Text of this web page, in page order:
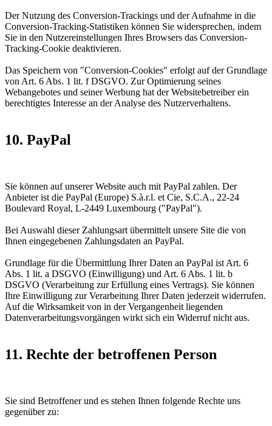
Der Nutzung des Conversion-Trackings und der Aufnahme in die
Conversion-Tracking-Statistiken können Sie widersprechen, indem
Sie in den Nutzereinstellungen Ihres Browsers das Conversion-
Tracking-Cookie deaktivieren.
Das Speichern von "Conversion-Cookies" erfolgt auf der Grundlage
von Art. 6 Abs. 1 lit. f DSGVO. Zur Optimierung seines
Webangebotes und seiner Werbung hat der Websitebetreiber ein
berechtigtes Interesse an der Analyse des Nutzerverhaltens.
10. PayPal
Sie können auf unserer Website auch mit PayPal zahlen. Der
Anbieter ist die PayPal (Europe) S.à.r.l. et Cie, S.C.A., 22-24
Boulevard Royal, L-2449 Luxembourg ("PayPal").
Bei Auswahl dieser Zahlungsart übermittelt unsere Site die von
Ihnen eingegebenen Zahlungsdaten an PayPal.
Grundlage für die Übermittlung Ihrer Daten an PayPal ist Art. 6
Abs. 1 lit. a DSGVO (Einwilligung) und Art. 6 Abs. 1 lit. b
DSGVO (Verarbeitung zur Erfüllung eines Vertrags). Sie können
Ihre Einwilligung zur Verarbeitung Ihrer Daten jederzeit widerrufen.
Auf die Wirksamkeit von in der Vergangenheit liegenden
Datenverarbeitungsvorgängen wirkt sich ein Widerruf nicht aus.
11. Rechte der betroffenen Person
Sie sind Betroffener und es stehen Ihnen folgende Rechte uns
gegenüber zu: